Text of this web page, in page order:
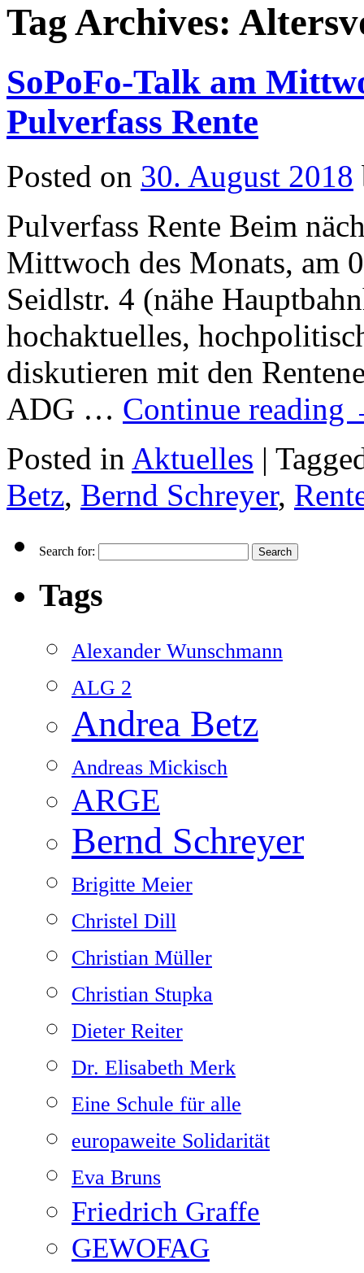
Tag Archives:
SoPoFo-Talk am
Pulverfass Rente
Posted on 30. August 2018
Pulverfass Rente Beim
Mittwoch des Monats, am
Seidlstr. 4 (nähe
hochaktuelles,
diskutieren mit den
ADG … Continue reading
Posted in Aktuelles |
Betz, Bernd Schreyer,
Search for:
Tags
Alexander Wunschmann
ALG 2
Andrea Betz
Andreas Mickisch
ARGE
Bernd Schreyer
Brigitte Meier
Christel Dill
Christian Müller
Christian Stupka
Dieter Reiter
Dr. Elisabeth Merk
Eine Schule für alle
europaweite Solidarität
Eva Bruns
Friedrich Graffe
GEWOFAG